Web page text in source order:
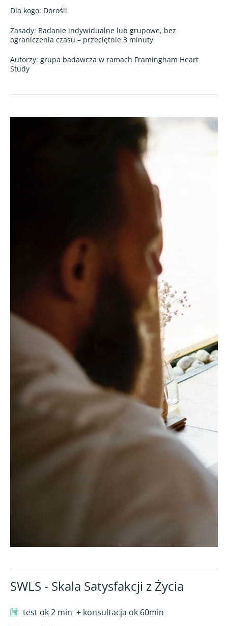
Dla kogo: Dorośli
Zasady: Badanie indywidualne lub grupowe, bez
ograniczenia czasu – przeciętnie 3 minuty
Autorzy: grupa badawcza w ramach Framingham Heart
Study
SWLS - Skala Satysfakcji z Życia
test ok 2 min + konsultacja ok 60min